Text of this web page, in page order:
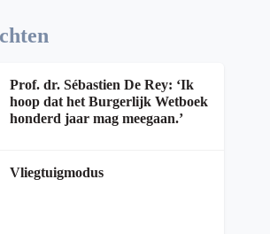
Prof. dr. Sébastien De Rey: ‘Ik
hoop dat het Burgerlijk Wetboek
honderd jaar mag meegaan.’
Vliegtuigmodus